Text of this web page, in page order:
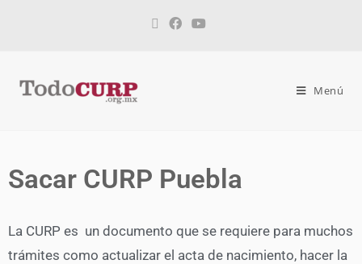
Menú
Sacar CURP Puebla
La CURP es un documento que se requiere para muchos
trámites como actualizar el acta de nacimiento, hacer la